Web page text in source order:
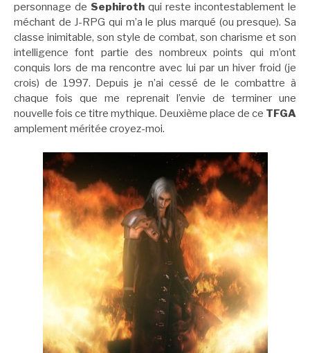
personnage de Sephiroth qui reste incontestablement le
méchant de J-RPG qui m’a le plus marqué (ou presque). Sa
classe inimitable, son style de combat, son charisme et son
intelligence font partie des nombreux points qui m’ont
conquis lors de ma rencontre avec lui par un hiver froid (je
crois) de 1997. Depuis je n’ai cessé de le combattre à
chaque fois que me reprenait l’envie de terminer une
nouvelle fois ce titre mythique. Deuxième place de ce TFGA
amplement méritée croyez-moi.